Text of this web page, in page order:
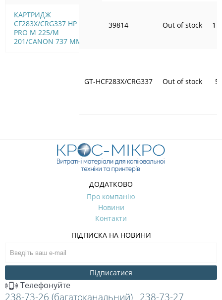
КАРТРИДЖ
CF283X/CRG337 HP LJ
PRO M 225/M
201/CANON 737 MMC
39814 Out of stock 1
GT-HCF283X/CRG337 Out of stock
ДОДАТКОВО
Про компанію
Новини
Контакти
ПІДПИСКА НА НОВИНИ
Підписатися
Телефонуйте
238-73-26 (багатоканальний) 238-73-27